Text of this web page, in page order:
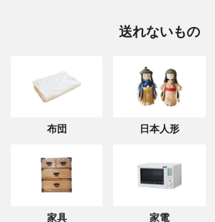
送れないもの
布団 日本人形
家具 家電